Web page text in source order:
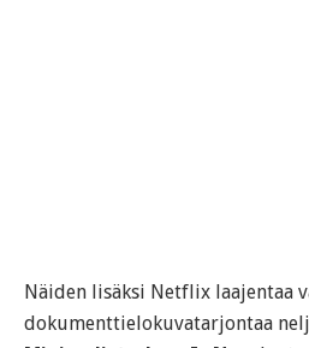
Näiden lisäksi Netflix laajentaa
dokumenttielokuvatarjontaa